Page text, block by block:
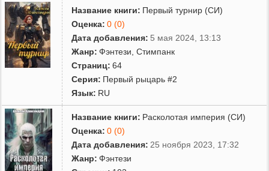
Название книги: Первый турнир (СИ)
Оценка: 0 (0)
Дата добавления: 5 мая 2024, 13:13
Жанр: Фэнтези ,Стимпанк
Страниц: 64
Серия: Первый рыцарь #2
Язык: RU
Название книги: Расколотая империя (СИ)
Оценка: 0 (0)
Дата добавления: 25 ноября 2023, 17:32
Жанр: Фэнтези